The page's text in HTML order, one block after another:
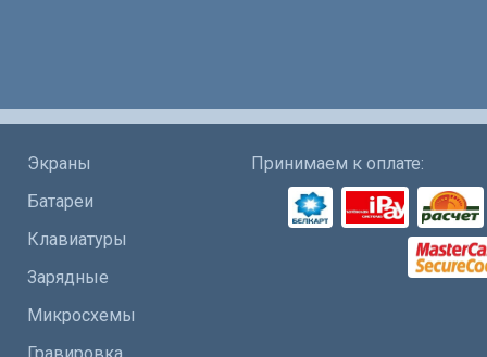
Экраны
Батареи
Клавиатуры
Зарядные
Микросхемы
Принимаем к оплате: